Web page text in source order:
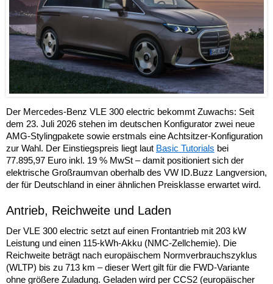
Der Mercedes-Benz VLE 300 electric bekommt Zuwachs: Seit
dem 23. Juli 2026 stehen im deutschen Konfigurator zwei neue
AMG-Stylingpakete sowie erstmals eine Achtsitzer-Konfiguration
zur Wahl. Der Einstiegspreis liegt laut Basic Tutorials bei
77.895,97 Euro inkl. 19 % MwSt – damit positioniert sich der
elektrische Großraumvan oberhalb des VW ID.Buzz Langversion,
der für Deutschland in einer ähnlichen Preisklasse erwartet wird.
Antrieb, Reichweite und Laden
Der VLE 300 electric setzt auf einen Frontantrieb mit 203 kW
Leistung und einen 115-kWh-Akku (NMC-Zellchemie). Die
Reichweite beträgt nach europäischem Normverbrauchszyklus
(WLTP) bis zu 713 km – dieser Wert gilt für die FWD-Variante
ohne größere Zuladung. Geladen wird per CCS2 (europäischer